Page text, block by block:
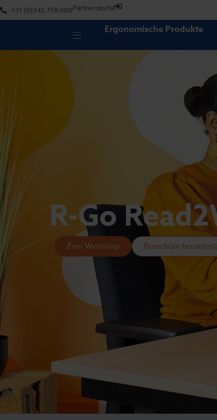
+31 (0)345 758 000Partner portal
Ergonomische Produkte
R-Go
Zum Webshop Broschüre